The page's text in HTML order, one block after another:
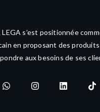
s’est positionnée
en proposant des
aux besoins de ses